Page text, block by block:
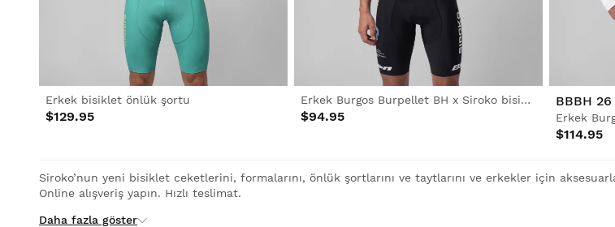
Erkek bisiklet önlük şortu
$129.95
Erkek Burgos Burpellet BH x Siroko bisiklet önlüğü şortu
$94.95
BBBH 26
$114.95
Siroko’nun yeni bisiklet ceketlerini, formalarını, önlük şortlarını ve taytlarını ve erkekler için
Online alışveriş yapın. Hızlı teslimat.
Daha fazla göster